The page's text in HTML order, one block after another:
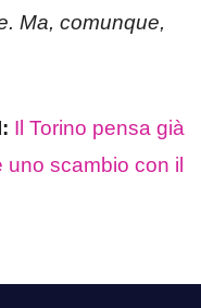
Ma, comunque,
Il Torino pensa già
uno scambio con il